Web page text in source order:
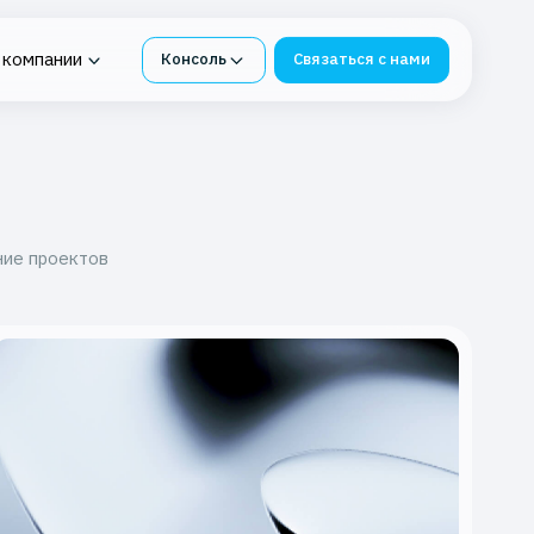
Защита и восстановление
ИТ-инфраструктуры
Защита данных от потерь
хранилище
Консоль Связаться с нами
проектов